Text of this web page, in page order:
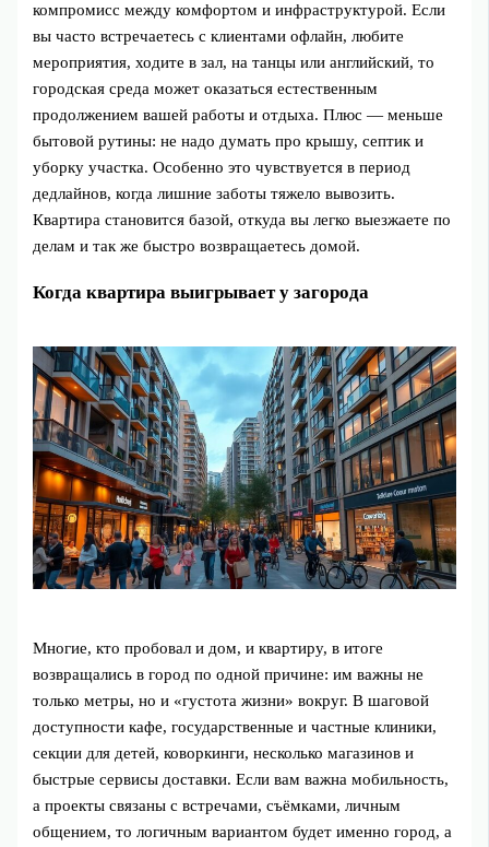
компромисс между комфортом и инфраструктурой. Если
вы часто встречаетесь с клиентами офлайн, любите
мероприятия, ходите в зал, на танцы или английский, то
городская среда может оказаться естественным
продолжением вашей работы и отдыха. Плюс — меньше
бытовой рутины: не надо думать про крышу, септик и
уборку участка. Особенно это чувствуется в период
дедлайнов, когда лишние заботы тяжело вывозить.
Квартира становится базой, откуда вы легко выезжаете по
делам и так же быстро возвращаетесь домой.
Когда квартира выигрывает у загорода
Многие, кто пробовал и дом, и квартиру, в итоге
возвращались в город по одной причине: им важны не
только метры, но и «густота жизни» вокруг. В шаговой
доступности кафе, государственные и частные клиники,
секции для детей, коворкинги, несколько магазинов и
быстрые сервисы доставки. Если вам важна мобильность,
а проекты связаны с встречами, съёмками, личным
общением, то логичным вариантом будет именно город, а